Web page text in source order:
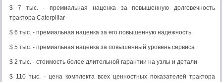
$ 7 тыс. - премиальная наценка за повышенную долговечность
трактора Caterpillar
$ 6 тыс. - премиальная наценка за его повышенную надежность
$ 5 тыс. - премиальная наценка за повышенный уровень сервиса
$ 2 тыс. - стоимость более длительной гарантии на узлы и детали
$ 110 тыс. - цена комплекта всех ценностных показателей трактора